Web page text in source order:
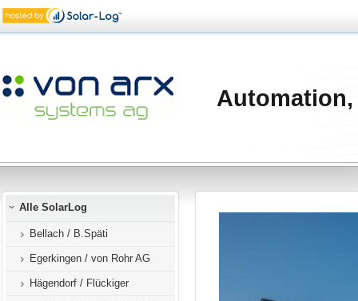
Alle SolarLog
Bellach / B.Späti
Egerkingen / von Rohr AG
Hägendorf / Flückiger